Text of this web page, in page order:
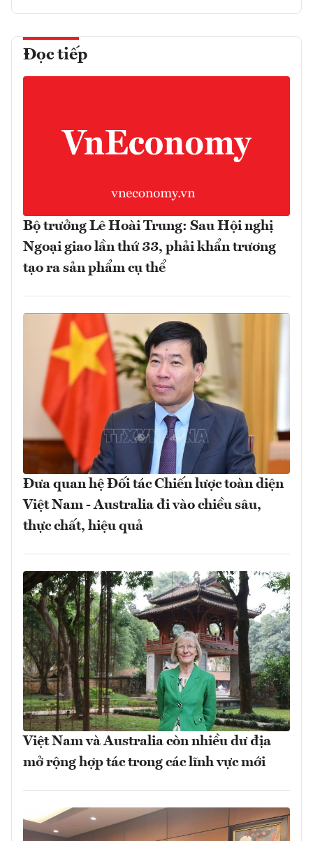
Đọc tiếp
Bộ trưởng Lê Hoài Trung: Sau Hội nghị
Ngoại giao lần thứ 33, phải khẩn trương
tạo ra sản phẩm cụ thể
Đưa quan hệ Đối tác Chiến lược toàn diện
Việt Nam - Australia đi vào chiều sâu,
thực chất, hiệu quả
Việt Nam và Australia còn nhiều dư địa
mở rộng hợp tác trong các lĩnh vực mới